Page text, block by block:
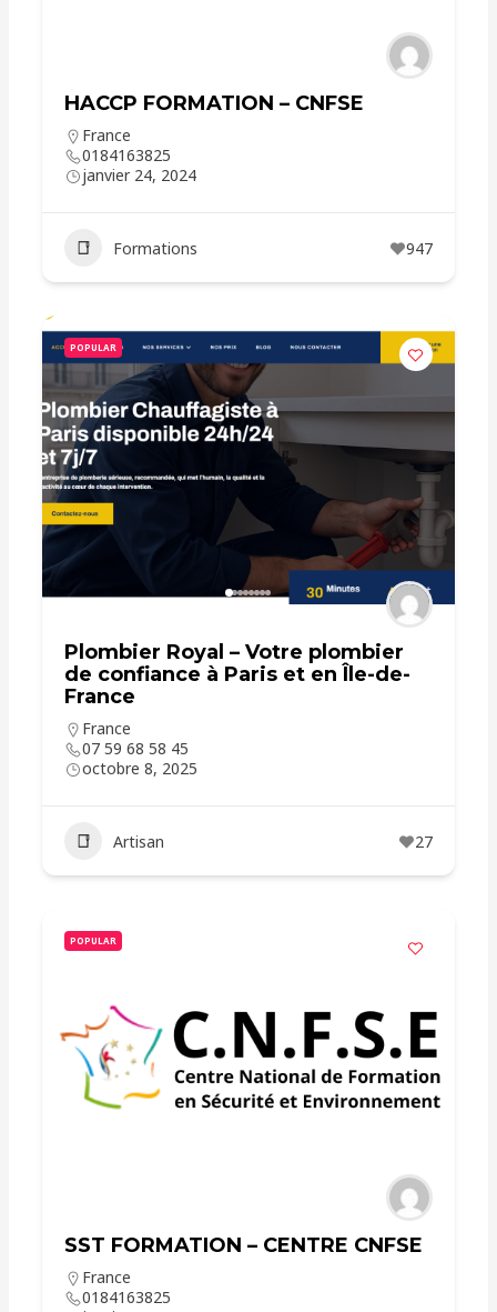
HACCP FORMATION – CNFSE
France
0184163825
janvier 24, 2024
Formations 947
POPULAR
Plombier Royal – Votre plombier
de confiance à Paris et en Île-de-
France
France
07 59 68 58 45
octobre 8, 2025
Artisan 27
POPULAR
SST FORMATION – CENTRE CNFSE
France
0184163825